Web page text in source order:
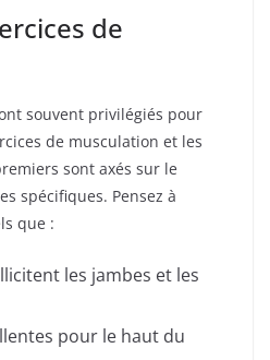
de
souvent privilégiés pour
de musculation et les
sont axés sur le
spécifiques. Pensez à
que :
les jambes et les
pour le haut du